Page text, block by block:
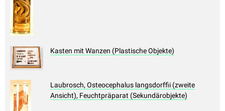
Kasten mit Wanzen (Plastische Objekte)
Laubrosch, Osteocephalus langsdorffii (zweite
Ansicht), Feuchtpräparat (Sekundärobjekte)